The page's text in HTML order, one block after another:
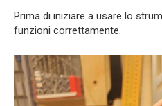
Prima di iniziare a usare lo
funzioni correttamente.